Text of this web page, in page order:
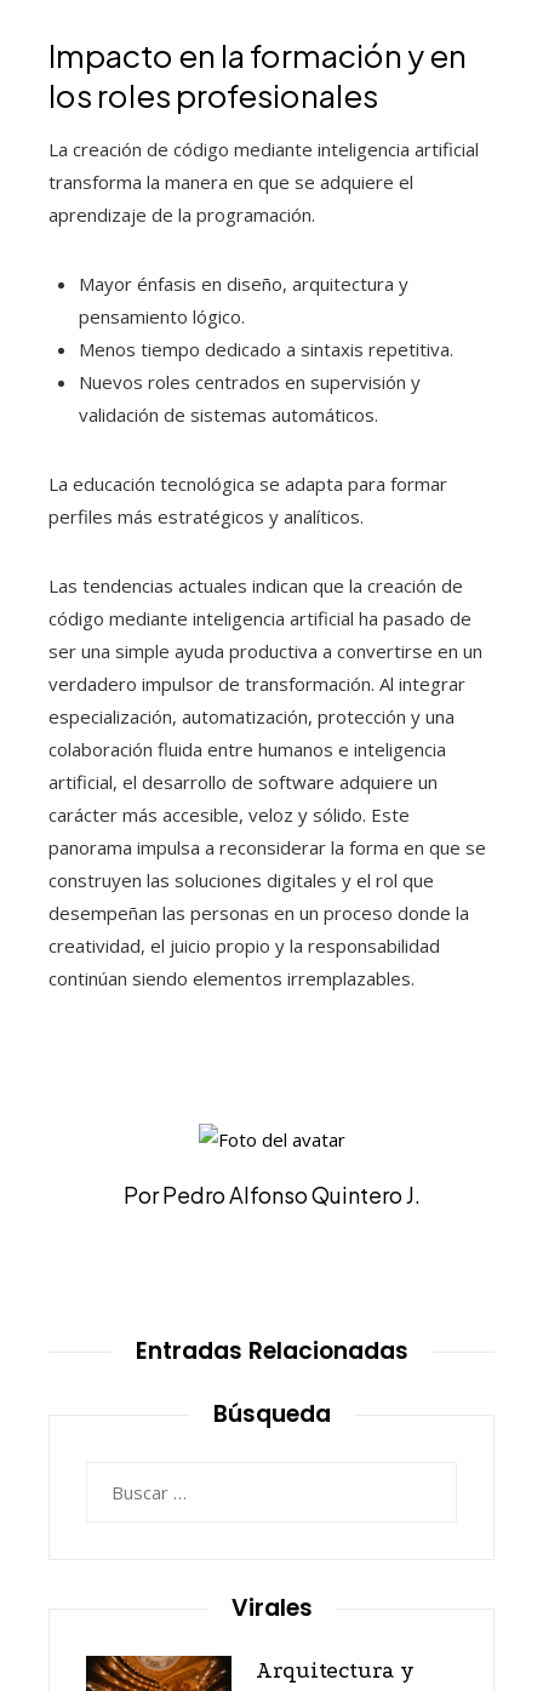
Impacto en la formación y en
los roles profesionales
La creación de código mediante inteligencia artificial
transforma la manera en que se adquiere el
aprendizaje de la programación.
Mayor énfasis en diseño, arquitectura y
pensamiento lógico.
Menos tiempo dedicado a sintaxis repetitiva.
Nuevos roles centrados en supervisión y
validación de sistemas automáticos.
La educación tecnológica se adapta para formar
perfiles más estratégicos y analíticos.
Las tendencias actuales indican que la creación de
código mediante inteligencia artificial ha pasado de
ser una simple ayuda productiva a convertirse en un
verdadero impulsor de transformación. Al integrar
especialización, automatización, protección y una
colaboración fluida entre humanos e inteligencia
artificial, el desarrollo de software adquiere un
carácter más accesible, veloz y sólido. Este
panorama impulsa a reconsiderar la forma en que se
construyen las soluciones digitales y el rol que
desempeñan las personas en un proceso donde la
creatividad, el juicio propio y la responsabilidad
continúan siendo elementos irremplazables.
Por Pedro Alfonso Quintero J.
Entradas Relacionadas
Búsqueda
Virales
Arquitectura y